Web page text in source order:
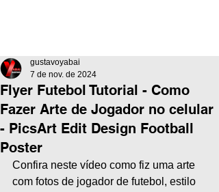
Flyer Futebol Tutorial - Como
Fazer Arte de Jogador no celular
- PicsArt Edit Design Football
Poster
gustavoyabai
7 de nov. de 2024
Confira neste vídeo como fiz uma arte
com fotos de jogador de futebol, estilo